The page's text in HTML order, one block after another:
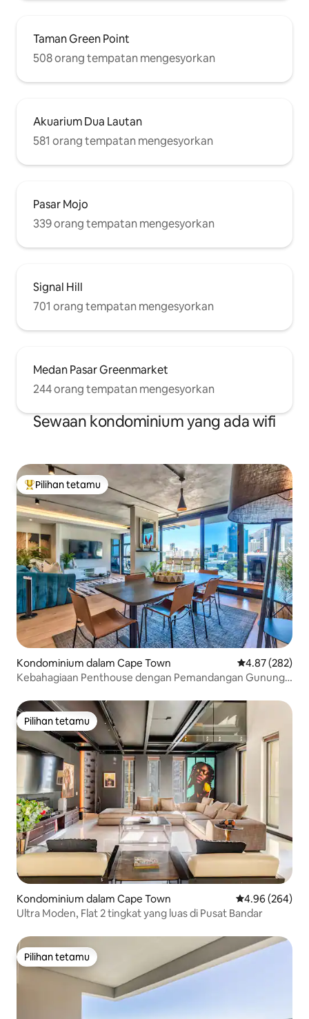
Taman Green Point
508 orang tempatan mengesyorkan
Akuarium Dua Lautan
581 orang tempatan mengesyorkan
Pasar Mojo
339 orang tempatan mengesyorkan
Signal Hill
701 orang tempatan mengesyorkan
Medan Pasar Greenmarket
244 orang tempatan mengesyorkan
Sewaan kondominium yang ada wifi
Pilihan utama tetamu
Pilihan tetamu
Kondominium dalam Cape Town Penarafan
4.87 (282)
Kebahagiaan Penthouse dengan Pemandangan Gunung
Pilihan tetamu
Pilihan tetamu
Kondominium dalam Cape Town Penarafan
4.96 (264)
Ultra Moden, Flat 2 tingkat yang luas di Pusat Bandar
Pilihan tetamu
Pilihan tetamu